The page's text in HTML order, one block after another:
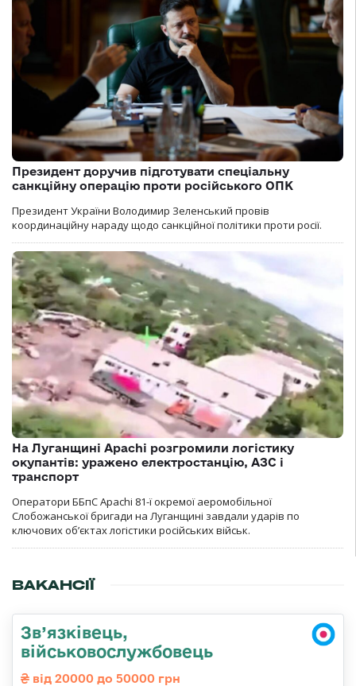
Президент доручив підготувати спеціальну
санкційну операцію проти російського ОПК
Президент України Володимир Зеленський провів
координаційну нараду щодо санкційної політики проти росії.
На Луганщині Apachi розгромили логістику
окупантів: уражено електростанцію, АЗС і
транспорт
Оператори ББпС Apachi 81-ї окремої аеромобільної
Слобожанської бригади на Луганщині завдали ударів по
ключових об’єктах логістики російських військ.
ВАКАНСІЇ
Зв’язківець,
військовослужбовець
від 20000 до 50000 грн